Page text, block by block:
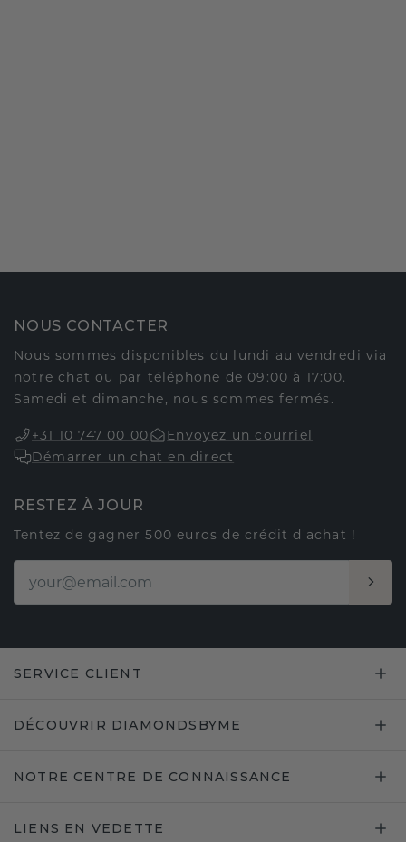
NOUS CONTACTER
Nous sommes disponibles du lundi au vendredi via
notre chat ou par téléphone de 09:00 à 17:00.
Samedi et dimanche, nous sommes fermés.
+31 10 747 00 00
Envoyez un courriel
Démarrer un chat en direct
RESTEZ À JOUR
Tentez de gagner 500 euros de crédit d'achat !
SERVICE CLIENT
DÉCOUVRIR DIAMONDSBYME
NOTRE CENTRE DE CONNAISSANCE
LIENS EN VEDETTE